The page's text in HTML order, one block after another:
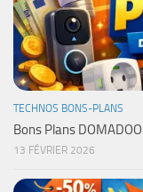
TECHNOS BONS-PLANS
Bons Plans
13 FÉVRIER 2026